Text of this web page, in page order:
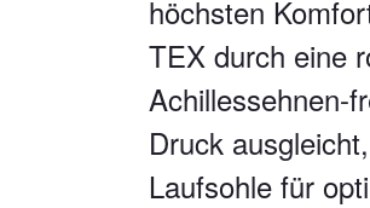
höchsten
TEX durch eine
Achillessehnen-
Druck
Laufsohle für